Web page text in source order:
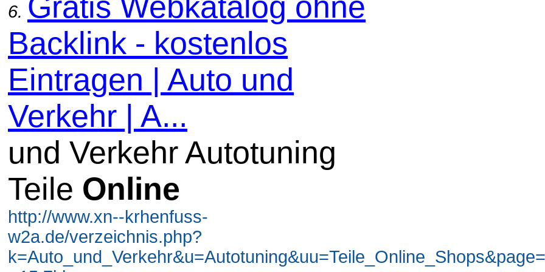
6.
Backlink - kostenlos
Eintragen | Auto und
Verkehr | A...
und Verkehr Autotuning
Teile Online
http://www.xn--krhenfuss-
w2a.de/verzeichnis.php?